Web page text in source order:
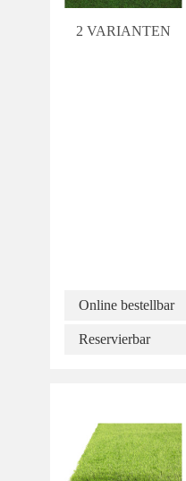
2 VARIANTEN
Online bestellbar
Reservierbar